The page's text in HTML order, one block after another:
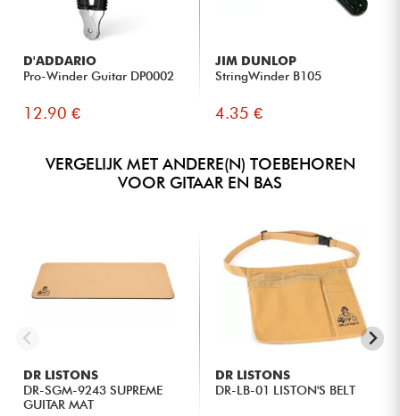
D'ADDARIO
Pro-Winder Guitar DP0002
12.90 €
JIM DUNLOP
StringWinder B105
4.35 €
VERGELIJK MET ANDERE(N) TOEBEHOREN
VOOR GITAAR EN BAS
DR LISTONS
DR-SGM-9243 SUPREME
GUITAR MAT
DR LISTONS
DR-LB-01 LISTON'S BELT